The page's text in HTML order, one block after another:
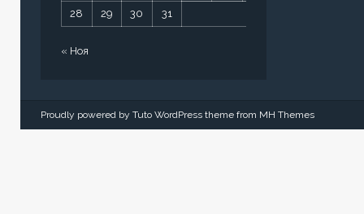
28 29 30 31
« Ноя
Proudly powered by Tuto WordPress theme from MH Themes